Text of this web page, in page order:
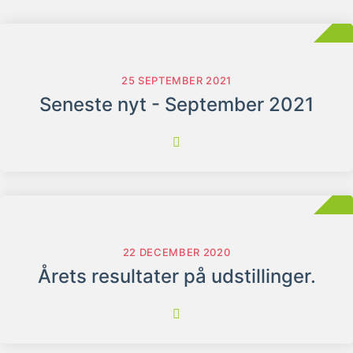
25 SEPTEMBER 2021
Seneste nyt - September 2021
22 DECEMBER 2020
Årets resultater på udstillinger.